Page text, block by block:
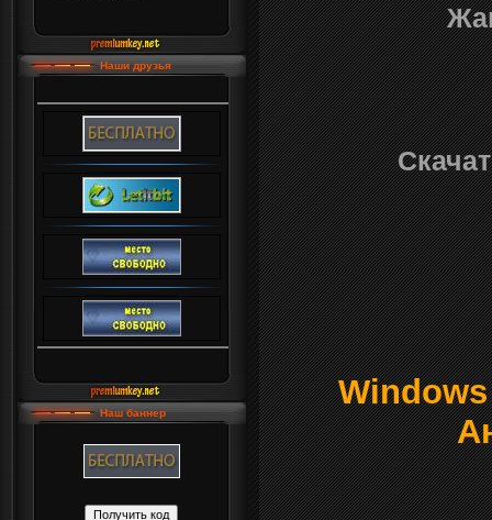
Наши друзья
Наш баннер
Windows